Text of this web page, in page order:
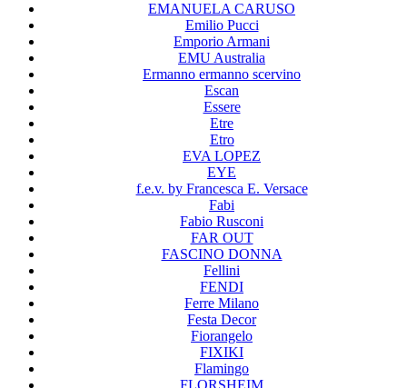
EMANUELA CARUSO
Emilio Pucci
Emporio Armani
EMU Australia
Ermanno ermanno scervino
Escan
Essere
Etre
Etro
EVA LOPEZ
EYE
f.e.v. by Francesca E. Versace
Fabi
Fabio Rusconi
FAR OUT
FASCINO DONNA
Fellini
FENDI
Ferre Milano
Festa Decor
Fiorangelo
FIXIKI
Flamingo
FLORSHEIM